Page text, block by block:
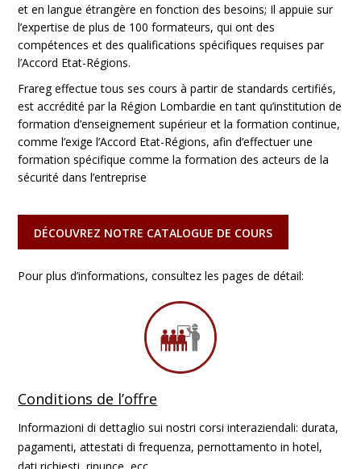
et en langue étrangère en fonction des besoins; Il appuie sur
l’expertise de plus de 100 formateurs, qui ont des
compétences et des qualifications spécifiques requises par
l’Accord Etat-Régions.
Frareg effectue tous ses cours à partir de standards certifiés,
est accrédité par la Région Lombardie en tant qu’institution de
formation d’enseignement supérieur et la formation continue,
comme l’exige l’Accord Etat-Régions, afin d’effectuer une
formation spécifique comme la formation des acteurs de la
sécurité dans l’entreprise
DÉCOUVREZ NOTRE CATALOGUE DE COURS
Pour plus d’informations, consultez les pages de détail:
Conditions de l’offre
Informazioni di dettaglio sui nostri corsi interaziendali: durata,
pagamenti, attestati di frequenza, pernottamento in hotel,